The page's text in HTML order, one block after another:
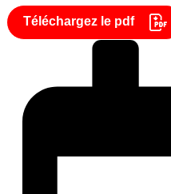
Téléchargez le pdf